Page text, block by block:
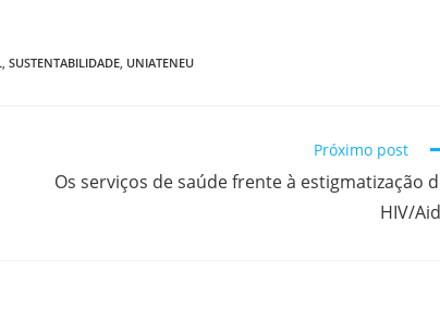
SUSTENTABILIDADE UNIATENEU
Próximo post
Os serviços de saúde frente à estigmatização
HIV/